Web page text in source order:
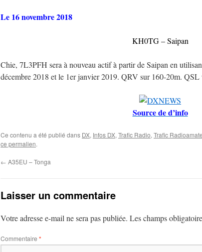
Le 16 novembre 2018
KH0TG – Saipan
Chie, 7L3PFH sera à nouveau actif à partir de Saipan en
décembre 2018 et le 1er janvier 2019. QRV sur 160-20m.
Source de d’info
Ce contenu a été publié dans DX, Infos DX, Trafic Radio, Trafic
ce permalien.
← A35EU – Tonga
Laisser un commentaire
Votre adresse e-mail ne sera pas publiée. Les champs
Commentaire *